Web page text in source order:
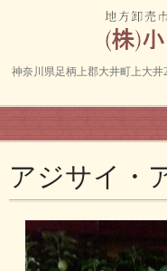
神奈川県足柄上郡大井町上大
アジサイ・